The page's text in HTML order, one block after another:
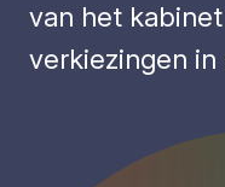
van het
verkiezingen in